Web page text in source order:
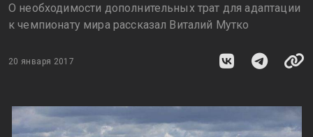
О необходимости дополнительных трат для адаптации
к чемпионату мира рассказал Виталий Мутко
20 января 2017